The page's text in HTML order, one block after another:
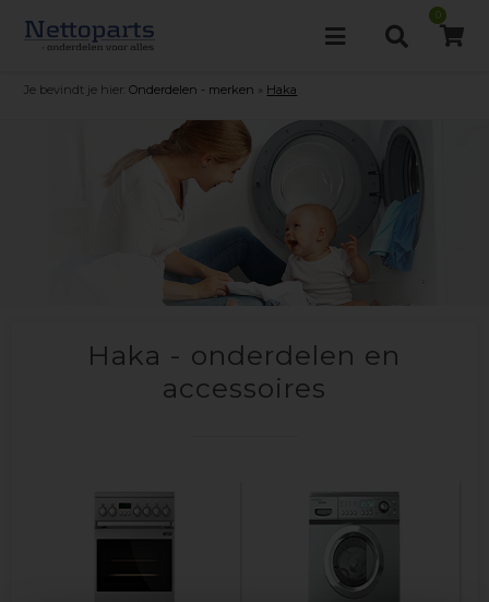
0
Je bevindt je hier: Onderdelen - merken Haka
Haka - onderdelen en
accessoires